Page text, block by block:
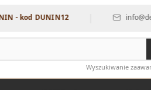
| info@dekordia.pl
Wyszukiwanie